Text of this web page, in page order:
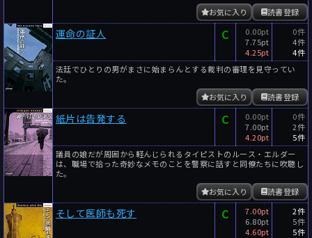
読書登録
お気に入り
運命の証人 C
0.00pt
7.75pt
4.25pt
0件
4件
4件
法廷でひとりの男がまさに始まらんとする裁判の審理を見守ってい
た。
読書登録
お気に入り
紙片は告発する C
0.00pt
7.00pt
4.20pt
0件
2件
5件
議員の娘だが周囲から軽んじられるタイピストのルース・エルダー
は、職場で拾った奇妙なメモのことを警察に話すと同僚たちに吹聴し
た。
読書登録
お気に入り
そして医師も死す C
7.00pt
6.80pt
4.60pt
2件
5件
5件